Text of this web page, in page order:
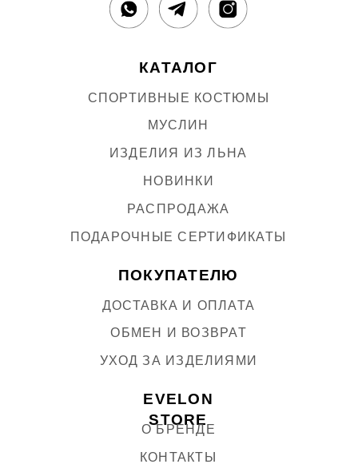
STORE
О БРЕНДЕ
РЕКВИЗИТЫ
Политика конфиденциальности
ИП Дешкин Антон Владимирович ( реквизиты